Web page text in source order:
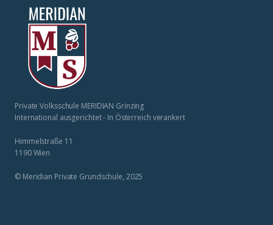
Private Volksschule MERIDIAN Grinzing
International ausgerichtet - In Österreich verankert
Himmelstraße 11
1190 Wien
© Meridian Private Grundschule, 2025